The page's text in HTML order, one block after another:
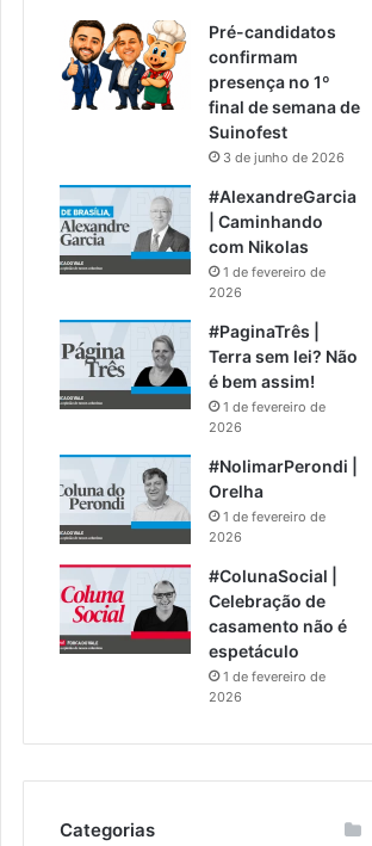
Pré-candidatos
confirmam
presença no 1º
final de semana de
Suinofest
3 de junho de 2026
#AlexandreGarcia
| Caminhando
com Nikolas
1 de fevereiro de
2026
#PaginaTrês |
Terra sem lei? Não
é bem assim!
1 de fevereiro de
2026
#NolimarPerondi |
Orelha
1 de fevereiro de
2026
#ColunaSocial |
Celebração de
casamento não é
espetáculo
1 de fevereiro de
2026
Categorias